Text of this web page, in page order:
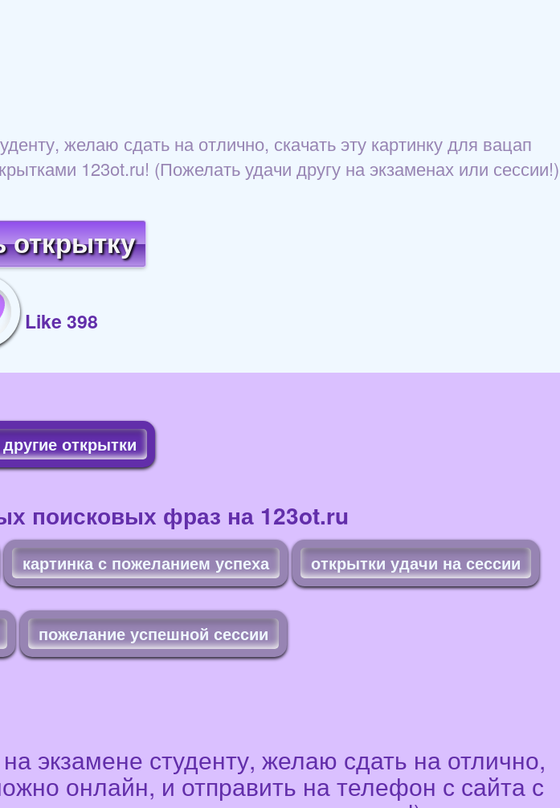
желаю сдать на отлично, скачать эту картинку для вацап
123ot.ru! (Пожелать удачи другу на экзаменах или сессии!)
открытку
Like 398
открытки
поисковых фраз на 123ot.ru
картинка с пожеланием успеха открытки удачи на сессии
пожелание успешной сессии
экзамене студенту, желаю сдать на отлично,
онлайн, и отправить на телефон с сайта с